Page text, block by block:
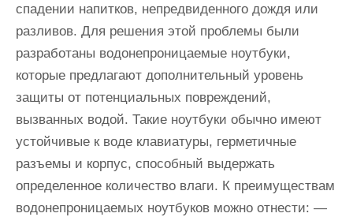
спадении напитков, непредвиденного дождя или
разливов. Для решения этой проблемы были
разработаны водонепроницаемые ноутбуки,
которые предлагают дополнительный уровень
защиты от потенциальных повреждений,
вызванных водой. Такие ноутбуки обычно имеют
устойчивые к воде клавиатуры, герметичные
разъемы и корпус, способный выдержать
определенное количество влаги. К преимуществам
водонепроницаемых ноутбуков можно отнести: —